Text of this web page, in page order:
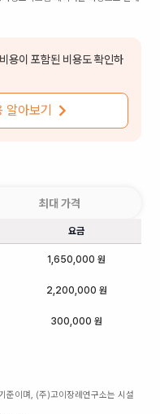
용이 포함된 비용도 확인하
아보기
최대 가격
요금
1,650,000 원
2,200,000 원
300,000 원
준이며, (주)고이장례연구소는 시설